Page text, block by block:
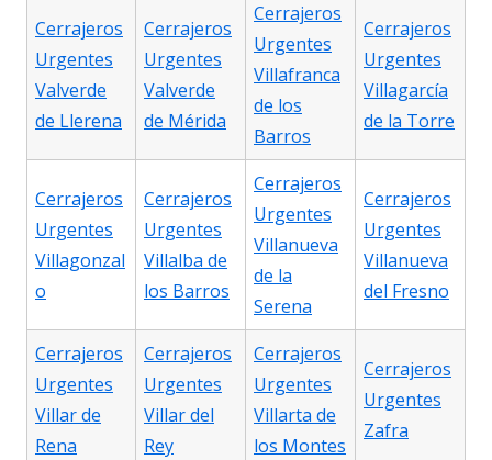
Cerrajeros
Urgentes
Valverde
de Llerena
Cerrajeros
Urgentes
Valverde
de Mérida
Cerrajeros
Urgentes
Villafranca
de los
Barros
Cerrajeros
Urgentes
Villagarcía
de la Torre
Cerrajeros
Urgentes
Villagonzal
o
Cerrajeros
Urgentes
Villalba de
los Barros
Cerrajeros
Urgentes
Villanueva
de la
Serena
Cerrajeros
Urgentes
Villanueva
del Fresno
Cerrajeros
Urgentes
Villar de
Rena
Cerrajeros
Urgentes
Villar del
Rey
Cerrajeros
Urgentes
Villarta de
los Montes
Cerrajeros
Urgentes
Zafra